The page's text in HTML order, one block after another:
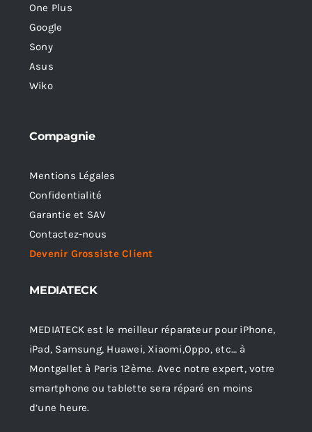
One Plus
Google
Sony
Asus
Wiko
Compagnie
Mentions Légales
Confidentialité
Garantie et SAV
Contactez-nous
Devenir Grossiste Client
MEDIATECK
MEDIATECK est le meilleur réparateur pour iPhone,
iPad, Samsung, Huawei, Xiaomi,Oppo, etc… à
Montgallet à Paris 12ème. Avec notre expert, votre
smartphone ou tablette sera réparé en moins
d’une heure.